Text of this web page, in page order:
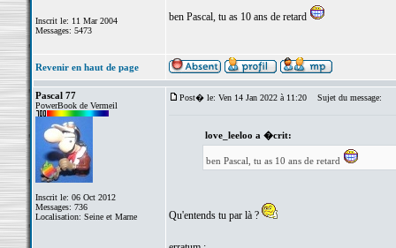
Inscrit le: 11 Mar 2004
Messages: 5473
ben Pascal, tu as 10 ans de retard
Revenir en haut de page
Pascal 77
PowerBook de Vermeil
Inscrit le: 06 Oct 2012
Messages: 736
Localisation: Seine et Marne
Post� le: Ven 14 Jan 2022 à 11:20 Sujet du message:
love_leeloo a �crit:
ben Pascal, tu as 10 ans de retard
Qu'entends tu par là ?